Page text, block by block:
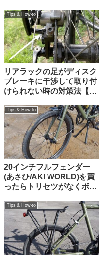
Tips & How-to
リアラックの足がディスク
ブレーキに干渉して取り付
けられない時の対策法【大
Tips & How-to
20インチフルフェンダー
(あさひ/AKI WORLD)を買
ったらトリセツがなくボル
にやれ」なプロ仕様製品だ
ったけれど意外に装着簡単
でTern Crestと相性も抜群
でした
Tips & How-to